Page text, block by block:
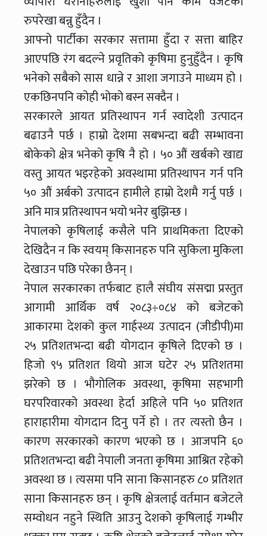
रुपरेखा बन्नु हुँदैन ।
आफ्नो पार्टीका सरकार सत्तामा हुँदा र सत्ता बाहिर
आएपछि रंग बदल्ने प्रवृतिको कृषिमा हुनुहुँदैन । कृषि
भनेको सबैको सास धान्ने र आशा जगाउने माध्यम हो ।
एकछिनपनि कोही भोको बस्न सक्दैन ।
सरकारले आयत प्रतिस्थापन गर्न स्वादेशी उत्पादन
बढाउनै पर्छ । हाम्रो देशमा सबभन्दा बढी सम्भावना
बोकेको क्षेत्र भनेको कृषि नै हो । ५० औं खर्बको खाद्य
वस्तु आयत भइरहेको अवस्थामा प्रतिस्थापन गर्न पनि
५० औं अर्बको उत्पादन हामीले हाम्रो देशमै गर्नु पर्छ ।
अनि मात्र प्रतिस्थापन भयो भनेर बुझिन्छ ।
नेपालको कृषिलाई कसैले पनि प्राथमिकता दिएको
देखिदैन न कि स्वयम् किसानहरु पनि सुकिला मुकिला
देखाउन पछि परेका छैनन् ।
नेपाल सरकारका तर्फबाट हालै संघीय संसद्मा प्रस्तुत
आगामी आर्थिक वर्ष २०८३÷०८४ को बजेटको
आकारमा देशको कुल गार्हस्थ्य उत्पादन (जीडीपी)मा
२५ प्रतिशतभन्दा बढी योगदान कृषिले दिएको छ ।
हिजो ९५ प्रतिशत थियो आज घटेर २५ प्रतिशतमा
झरेको छ । भौगोलिक अवस्था, कृषिमा सहभागी
घरपरिवारको अवस्था हेर्दा अहिले पनि ५० प्रतिशत
हाराहारीमा योगदान दिनु पर्ने हो । तर त्यस्तो छैन ।
कारण सरकारको कारण भएको छ । आजपनि ६०
प्रतिशतभन्दा बढी नेपाली जनता कृषिमा आश्रित रहेको
अवस्था छ । त्यसमा पनि साना किसानहरु ८० प्रतिशत
साना किसानहरु छन् । कृषि क्षेत्रलाई वर्तमान बजेटले
सम्वोधन नहुने स्थिति आउनु देशको कृषिलाई गम्भीर